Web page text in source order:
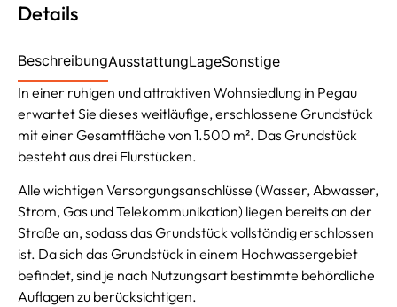
Details
BeschreibungAusstattungLageSonstige
In einer ruhigen und attraktiven Wohnsiedlung in Pegau
erwartet Sie dieses weitläufige, erschlossene Grundstück
mit einer Gesamtfläche von 1.500 m². Das Grundstück
besteht aus drei Flurstücken.
Alle wichtigen Versorgungsanschlüsse (Wasser, Abwasser,
Strom, Gas und Telekommunikation) liegen bereits an der
Straße an, sodass das Grundstück vollständig erschlossen
ist. Da sich das Grundstück in einem Hochwassergebiet
befindet, sind je nach Nutzungsart bestimmte behördliche
Auflagen zu berücksichtigen.